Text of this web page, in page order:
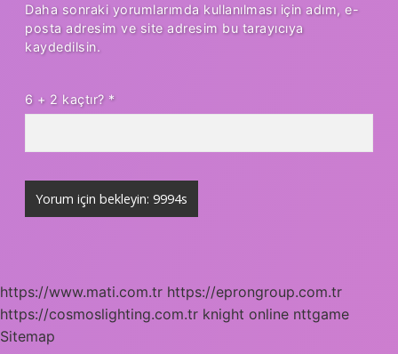
Daha sonraki yorumlarımda kullanılması için adım, e-
posta adresim ve site adresim bu tarayıcıya
kaydedilsin.
6 + 2 kaçtır? *
https://www.mati.com.tr https://eprongroup.com.tr
https://cosmoslighting.com.tr knight online nttgame
Sitemap